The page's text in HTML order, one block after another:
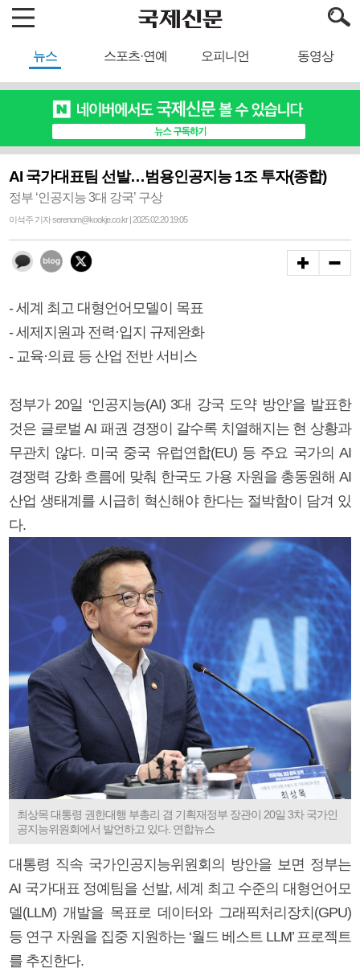
뉴스 스포츠·연예 오피니언 동영상
AI 국가대표팀 선발…범용인공지능 1조 투자(종합)
정부 ‘인공지능 3대 강국’ 구상
이석주 기자 serenom@kookje.co.kr | 2025.02.20 19:05
- 세계 최고 대형언어모델이 목표
- 세제지원과 전력·입지 규제완화
- 교육·의료 등 산업 전반 서비스
정부가 20일 ‘인공지능(AI) 3대 강국 도약 방안’을 발표한
것은 글로벌 AI 패권 경쟁이 갈수록 치열해지는 현 상황과
무관치 않다. 미국 중국 유럽연합(EU) 등 주요 국가의 AI
경쟁력 강화 흐름에 맞춰 한국도 가용 자원을 총동원해 AI
산업 생태계를 시급히 혁신해야 한다는 절박함이 담겨 있
다.
최상목 대통령 권한대행 부총리 겸 기획재정부 장관이 20일 3차 국가인
공지능위원회에서 발언하고 있다. 연합뉴스
대통령 직속 국가인공지능위원회의 방안을 보면 정부는
AI 국가대표 정예팀을 선발, 세계 최고 수준의 대형언어모
델(LLM) 개발을 목표로 데이터와 그래픽처리장치(GPU)
등 연구 자원을 집중 지원하는 ‘월드 베스트 LLM’ 프로젝트
를 추진한다.